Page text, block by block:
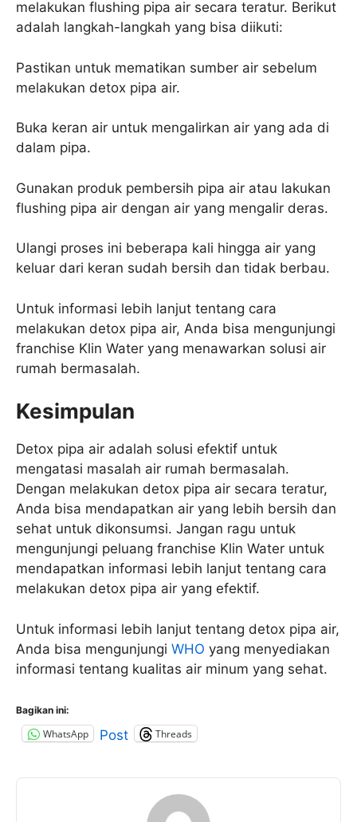
melakukan flushing pipa air secara teratur. Berikut
adalah langkah-langkah yang bisa diikuti:
Pastikan untuk mematikan sumber air sebelum
melakukan detox pipa air.
Buka keran air untuk mengalirkan air yang ada di
dalam pipa.
Gunakan produk pembersih pipa air atau lakukan
flushing pipa air dengan air yang mengalir deras.
Ulangi proses ini beberapa kali hingga air yang
keluar dari keran sudah bersih dan tidak berbau.
Untuk informasi lebih lanjut tentang cara
melakukan detox pipa air, Anda bisa mengunjungi
franchise Klin Water yang menawarkan solusi air
rumah bermasalah.
Kesimpulan
Detox pipa air adalah solusi efektif untuk
mengatasi masalah air rumah bermasalah.
Dengan melakukan detox pipa air secara teratur,
Anda bisa mendapatkan air yang lebih bersih dan
sehat untuk dikonsumsi. Jangan ragu untuk
mengunjungi peluang franchise Klin Water untuk
mendapatkan informasi lebih lanjut tentang cara
melakukan detox pipa air yang efektif.
Untuk informasi lebih lanjut tentang detox pipa air,
Anda bisa mengunjungi WHO yang menyediakan
informasi tentang kualitas air minum yang sehat.
Bagikan ini:
WhatsApp Post Threads